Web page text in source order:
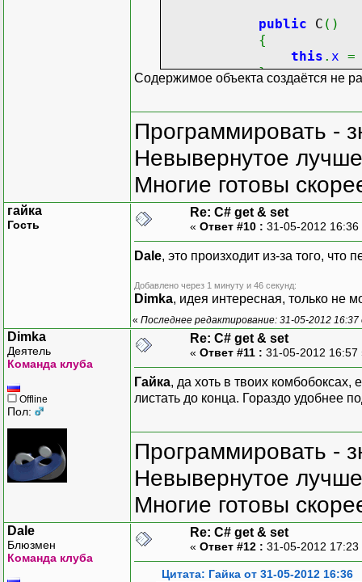
public C ( )
{
this . x =
}
Содержимое объекта создаётся не
Программировать -
Невывернутое
Многие готовы
гайка
Гость
Re: C# get & set
« Ответ #10 : 31-05-2012
Dale, это произходит из-за того,
Добавлено через 1 минуту и 46 секунд:
Dimka, идея интересная, только не
« Последнее редактирование: 31-05-2012 16:37
Dimka
Деятель
Команда клуба
Offline
Пол:
Re: C# get & set
« Ответ #11 : 31-05-2012
Гайка, да хоть в твоих комбобоксах,
листать до конца. Гораздо удобнее
Программировать -
Невывернутое
Многие готовы
Dale
Блюзмен
Команда клуба
Re: C# get & set
« Ответ #12 : 31-05-2012
Цитата: Гайка от 31-05-2012 16:36